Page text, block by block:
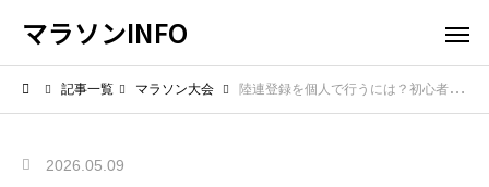
マラソンINFO
記事一覧 マラソン大会 陸連登録を個人で行うには？初心者でも簡単なやり方と流れを解説！
2026.05.09